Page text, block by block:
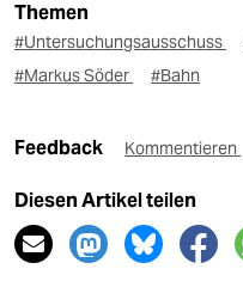
Themen
#Untersuchungsausschuss
#Markus Söder
#Bahn
Feedback Kommentieren
Diesen Artikel teilen